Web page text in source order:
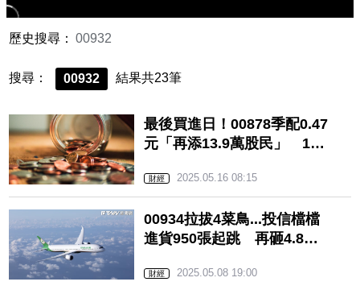
歷史搜尋： 00932
搜尋： 00932 結果共23筆
最後買進日！00878季配0.47
元「再添13.9萬股民」 12
率逾9%
財經 2025.05.16 08:15
00934拉拔4菜鳥...投信檔檔
進貨950張起跳 再砸4.8億
財經 2025.05.08 19:00